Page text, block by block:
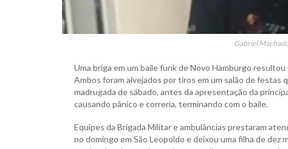
Gabriel
Uma briga em um baile funk de Novo Hamburgo
Ambos foram alvejados por tiros em um salão de
madrugada de sábado, antes da apresentação da
causando pânico e correria, terminando com o baile.
Equipes da Brigada Militar e ambulâncias prestaram
no domingo em São Leopoldo e deixou uma filha de